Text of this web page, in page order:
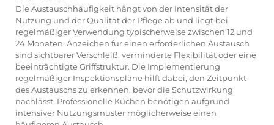
Die Austauschhäufigkeit hängt von der Intensität der
Nutzung und der Qualität der Pflege ab und liegt bei
regelmäßiger Verwendung typischerweise zwischen 12 und
24 Monaten. Anzeichen für einen erforderlichen Austausch
sind sichtbarer Verschleiß, verminderte Flexibilität oder eine
beeinträchtigte Griffstruktur. Die Implementierung
regelmäßiger Inspektionspläne hilft dabei, den Zeitpunkt
des Austauschs zu erkennen, bevor die Schutzwirkung
nachlässt. Professionelle Küchen benötigen aufgrund
intensiver Nutzungsmuster möglicherweise einen